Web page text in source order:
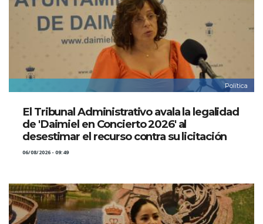
Política
El Tribunal Administrativo avala la legalidad
de 'Daimiel en Concierto 2026' al
desestimar el recurso contra su licitación
06/08/2026 - 09:49